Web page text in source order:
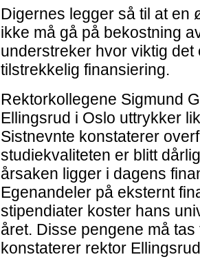
Digernes legger så til at en
ikke må gå på bekostning
understreker hvor viktig
tilstrekkelig finansiering.
Rektorkollegene Sigmund
Ellingsrud i Oslo uttrykker
Sistnevnte konstaterer
studiekvaliteten er blitt
årsaken ligger i dagens
Egenandeler på eksternt
stipendiater koster hans
året. Disse pengene må
konstaterer rektor